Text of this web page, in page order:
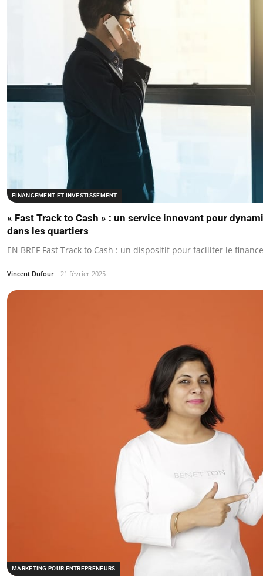
FINANCEMENT ET INVESTISSEMENT
« Fast Track to Cash » : un service innovant pour
dans les quartiers
EN BREF Fast Track to Cash : un dispositif pour faciliter le
Vincent Dufour 21 février 2025
MARKETING POUR ENTREPRENEURS